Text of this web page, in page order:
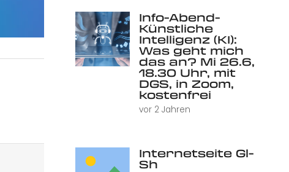
Info-Abend-
Künstliche
Intelligenz (KI):
Was geht mich
das an? Mi 26.6,
18.30 Uhr, mit
DGS, in Zoom,
kostenfrei
vor 2 Jahren
Internetseite Gl-
Sh